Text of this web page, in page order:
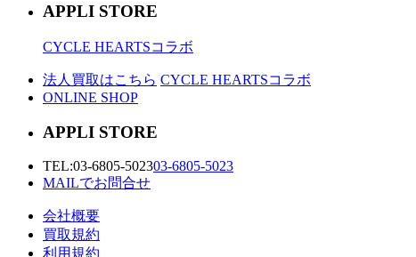
APPLI STORE
CYCLE HEARTSコラボ
法人買取はこちら CYCLE HEARTSコラボ
ONLINE SHOP
APPLI STORE
TEL:03-6805-502303-6805-5023
MAILでお問合せ
会社概要
買取規約
利用規約